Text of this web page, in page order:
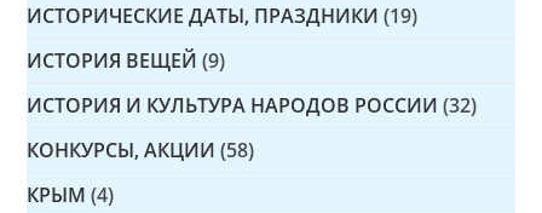
ИСТОРИЧЕСКИЕ ДАТЫ, ПРАЗДНИКИ (19)
ИСТОРИЯ ВЕЩЕЙ (9)
ИСТОРИЯ И КУЛЬТУРА НАРОДОВ РОССИИ (32)
КОНКУРСЫ, АКЦИИ (58)
КРЫМ (4)